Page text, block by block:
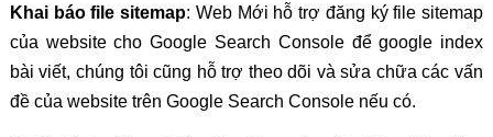
Khai báo file sitemap: Web Mới hỗ trợ đăng ký file sitemap
của website cho Google Search Console để google index
bài viết, chúng tôi cũng hỗ trợ theo dõi và sửa chữa các vấn
đề của website trên Google Search Console nếu có.